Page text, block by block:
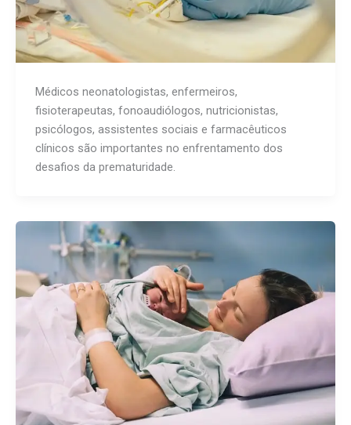
Médicos neonatologistas, enfermeiros,
fisioterapeutas, fonoaudiólogos, nutricionistas,
psicólogos, assistentes sociais e farmacêuticos
clínicos são importantes no enfrentamento dos
desafios da prematuridade.